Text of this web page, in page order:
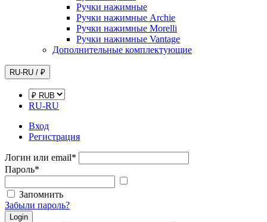
Ручки нажимные
Ручки нажимные Archie
Ручки нажимные Morelli
Ручки нажимные Vantage
Дополнительные комплектующие
RU-RU / ₽
RU-RU
Вход
Регистрация
Логин или email*
Пароль*
Запомнить
Забыли пароль?
Login